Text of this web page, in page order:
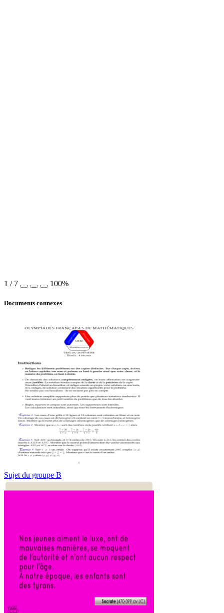
1 / 7 100%
Documents connexes
Sujet du groupe B